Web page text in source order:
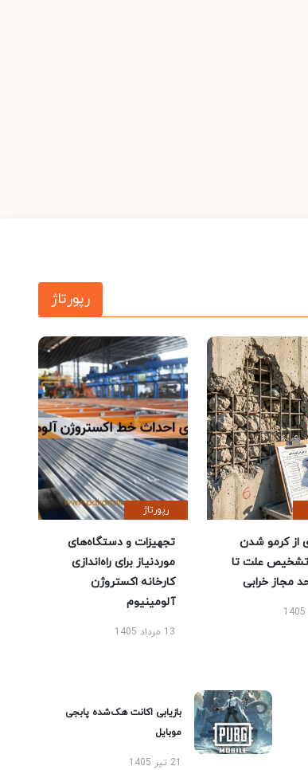
رپورتاژ
از کرمو شدن
تشخیص علت تا
مجاز خرابی
رپورتاژ
تجهیزات و دستگاه‌های
موردنیاز برای راه‌اندازی
کارخانه اکستروژن
آلومینیوم
13 مرداد 1405
بازیابی اکانت هک‌شده پابجی
موبایل
21 تیر 1405